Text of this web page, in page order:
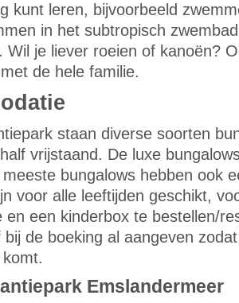
kunt leren, bijvoorbeeld
in het subtropisch
Wil je liever roeien of kanoën?
de hele familie.
staan diverse soorten
vrijstaand. De luxe
bungalows hebben ook
voor alle leeftijden geschikt,
en een kinderbox te bestellen/
bij de boeking al aangeven
Emslandermeer